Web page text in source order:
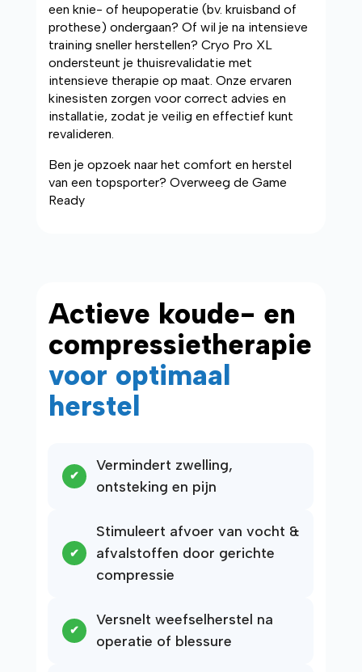
een knie- of heupoperatie (bv. kruisband of
prothese) ondergaan? Of wil je na intensieve
training sneller herstellen? Cryo Pro XL
ondersteunt je thuisrevalidatie met
intensieve therapie op maat. Onze ervaren
kinesisten zorgen voor correct advies en
installatie, zodat je veilig en effectief kunt
revalideren.
Ben je opzoek naar het comfort en herstel
van een topsporter? Overweeg de Game
Ready
Actieve koude- en
compressietherapie
voor optimaal
herstel
Vermindert zwelling,
ontsteking en pijn
Stimuleert afvoer van vocht &
afvalstoffen door gerichte
compressie
Versnelt weefselherstel na
operatie of blessure